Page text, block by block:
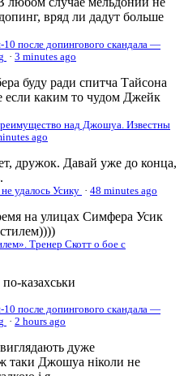
вряд ли дадут больше
после допингового скандала —
· 3 minutes ago
буду ради спитча Тайсона
если каким то чудом Джейк
над Джошуа. Известны
ago
дружок. Давай уже до конца,
удалось Усику · 48 minutes ago
на улицах Симфера Усик
Тренер Скотт о бое с
казахськи
после допингового скандала —
· 2 hours ago
дуже
таки Джошуа ніколи не